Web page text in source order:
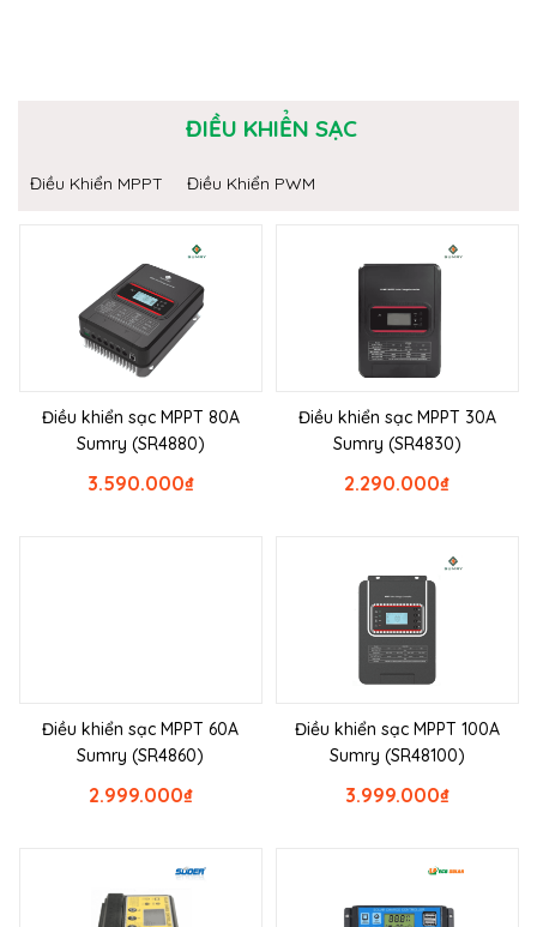
ĐIỀU KHIỂN SẠC
Điều Khiển MPPT Điều Khiển PWM
Điều khiển sạc MPPT 80A
Sumry (SR4880)
₫
3.590.000
Điều khiển sạc MPPT 30A
Sumry (SR4830)
₫
2.290.000
Điều khiển sạc MPPT 60A
Sumry (SR4860)
₫
2.999.000
Điều khiển sạc MPPT 100A
Sumry (SR48100)
₫
3.999.000